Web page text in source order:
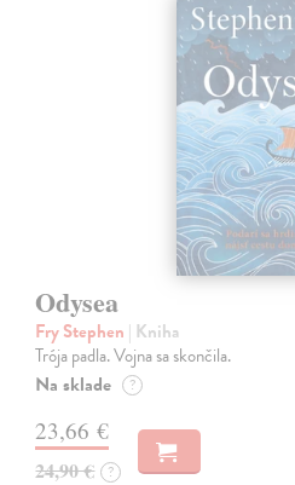
Odysea
Fry Stephen | Kniha
Trója padla. Vojna sa skončila.
Na sklade ?
23,66 €
24,90 € ?